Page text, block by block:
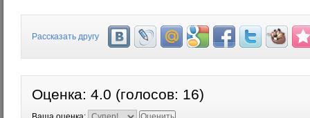
Рассказать другу
Оценка: 4.0 (голосов: 16)